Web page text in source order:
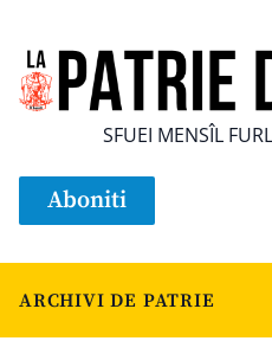
SFUEI MENSÎL
Aboniti
ARCHIVI DE PATRIE